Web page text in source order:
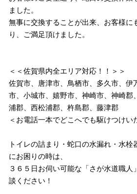
ました。
無事に交換することが出来、お客様に
り、ご満足頂けました。
＜＜佐賀県内全エリア対応！！＞＞
佐賀市、唐津市、鳥栖市、多久市、伊
市、小城市、嬉野市、神崎市、神崎郡
浦郡、西松浦郡、杵島郡、藤津郡
＜お電話一本でどこへでも駆けつけい
トイレの詰まり・蛇口の水漏れ・水栓
にお困りの時は、
３６５日お伺い可能な「さが水道職人
談ください！